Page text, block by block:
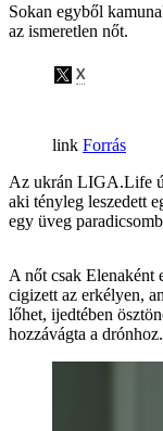
Sokan egyből
az ismeretlen nőt.
Forrás
Az ukrán LIGA.Life
aki tényleg leszedett
egy üveg
A nőt csak Elenaként
cigizett az erkélyen,
lőhet, ijedtében
hozzávágta a drónhoz.